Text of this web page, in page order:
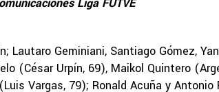
Lautaro Geminiani, Santiago Gómez,
(César Urpín, 69), Maikol Quintero
Vargas, 79); Ronald Acuña y Antonio